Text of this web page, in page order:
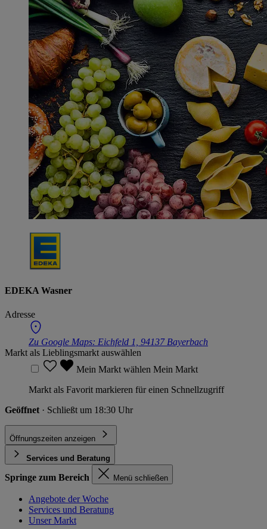
EDEKA Wasner
Adresse
Zu Google Maps: Eichfeld 1, 94137 Bayerbach
Markt als Lieblingsmarkt auswählen
Mein Markt wählen Mein Markt
Markt als Favorit markieren für einen Schnellzugriff
Geöffnet · Schließt um 18:30 Uhr
Öffnungszeiten anzeigen
Services und Beratung
Springe zum Bereich Menü schließen
Angebote der Woche
Services und Beratung
Unser Markt